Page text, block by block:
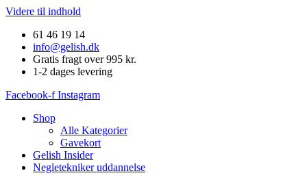
Videre til indhold
61 46 19 14
info@gelish.dk
Gratis fragt over 995 kr.
1-2 dages levering
Facebook-f Instagram
Shop
Alle Kategorier
Gavekort
Gelish Insider
Negletekniker uddannelse